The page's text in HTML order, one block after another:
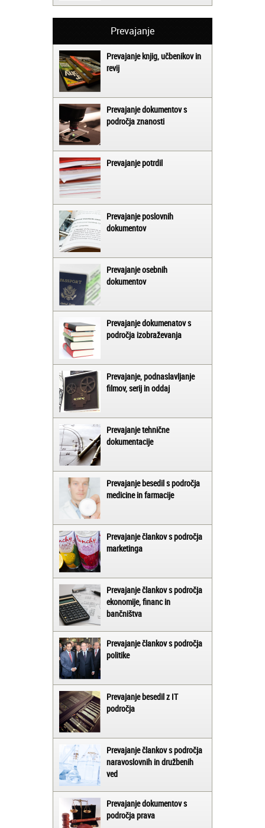
Prevajanje
Prevajanje knjig, učbenikov in
revij
Prevajanje dokumentov s
področja znanosti
Prevajanje potrdil
Prevajanje poslovnih
dokumentov
Prevajanje osebnih
dokumentov
Prevajanje dokumenatov s
področja izobraževanja
Prevajanje, podnaslavljanje
filmov, serij in oddaj
Prevajanje tehnične
dokumentacije
Prevajanje besedil s področja
medicine in farmacije
Prevajanje člankov s področja
marketinga
Prevajanje člankov s področja
ekonomije, financ in
bančništva
Prevajanje člankov s področja
politike
Prevajanje besedil z IT
področja
Prevajanje člankov s področja
naravoslovnih in družbenih
ved
Prevajanje dokumentov s
področja prava